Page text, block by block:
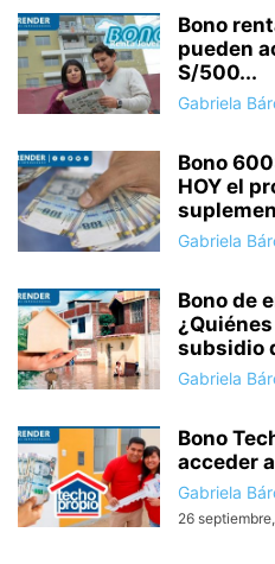
Bono
pueden
S/500...
Gabriela
Bono
HOY el
Gabriela
Bono de
subsidio
Gabriela
Bono
acceder
Gabriela
26